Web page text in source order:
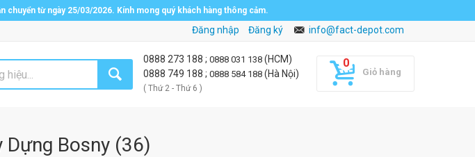
chuyển từ ngày 25/03/2026. Kính mong quý khách hàng thông cảm.
Đăng nhập Đăng ký info@fact-depot.com
Giỏ hàng
0888 273 188 ; 0888 031 138 (HCM)
0888 749 188 ; 0888 584 188 (Hà Nội)
( Thứ 2 - Thứ 6 )
Dựng Bosny(36)